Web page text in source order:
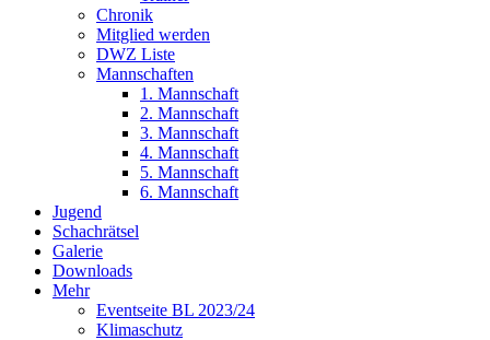
Chronik
Mitglied werden
DWZ Liste
Mannschaften
1. Mannschaft
2. Mannschaft
3. Mannschaft
4. Mannschaft
5. Mannschaft
6. Mannschaft
Jugend
Schachrätsel
Galerie
Downloads
Mehr
Eventseite BL 2023/24
Klimaschutz